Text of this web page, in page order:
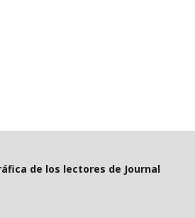
de los lectores de Journal